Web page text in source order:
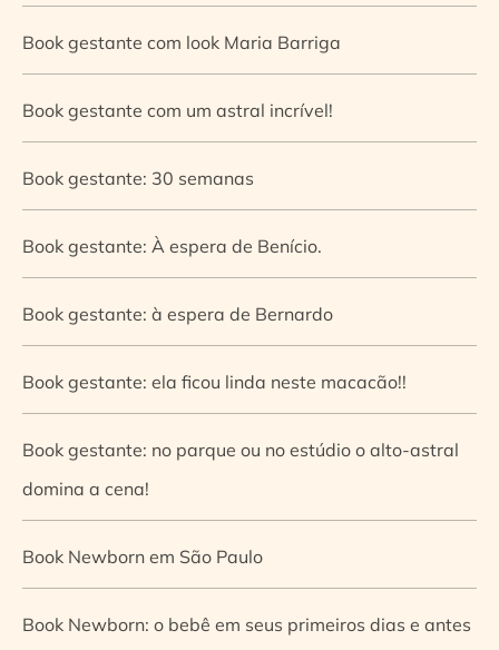
Book gestante com look Maria Barriga
Book gestante com um astral incrível!
Book gestante: 30 semanas
Book gestante: À espera de Benício.
Book gestante: à espera de Bernardo
Book gestante: ela ficou linda neste macacão!!
Book gestante: no parque ou no estúdio o alto-astral
domina a cena!
Book Newborn em São Paulo
Book Newborn: o bebê em seus primeiros dias e antes